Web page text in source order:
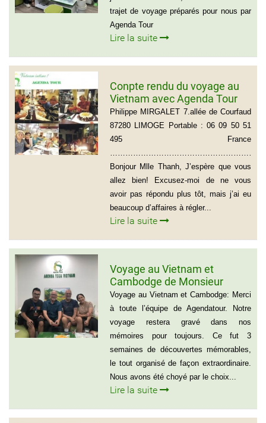
trajet de voyage préparés pour nous par
Agenda Tour
Lire la suite
Conpte rendu du voyage au
Vietnam avec Agenda Tour
du groupe de Mr Philippe
MIRGALET (15 personnes)
Philippe MIRGALET 7.allée de Courfaud
87280 LIMOGE Portable : 06 09 50 51
495 France
Bonjour Mlle Thanh, J’espère que vous
allez bien! Excusez-moi de ne vous
avoir pas répondu plus tôt, mais j’ai eu
beaucoup d’affaires à régler...
Lire la suite
Voyage au Vietnam et
Cambodge de Monsieur
Sylvain Forest
Voyage au Vietnam et Cambodge: Merci
à toute l’équipe de Agendatour. Notre
voyage restera gravé dans nos
mémoires pour toujours. Ce fut 3
semaines de découvertes mémorables,
le tout organisé de façon extraordinaire.
Nous avons été choyé par le choix...
Lire la suite